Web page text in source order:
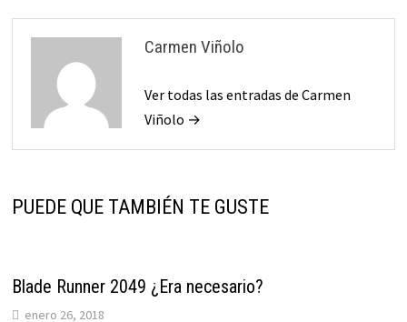
Carmen Viñolo
Ver todas las entradas de Carmen
Viñolo →
PUEDE QUE TAMBIÉN TE GUSTE
Blade Runner 2049 ¿Era necesario?
enero 26, 2018